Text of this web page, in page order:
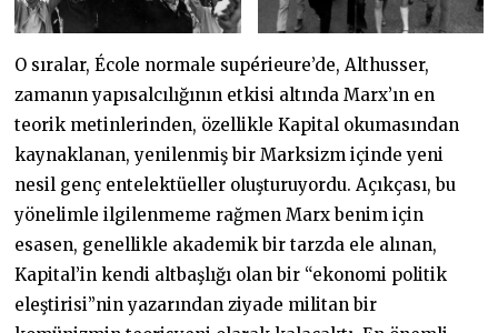
O sıralar, École normale supérieure’de, Althusser,
zamanın yapısalcılığının etkisi altında Marx’ın en
teorik metinlerinden, özellikle Kapital okumasından
kaynaklanan, yenilenmiş bir Marksizm içinde yeni
nesil genç entelektüeller oluşturuyordu. Açıkçası, bu
yönelimle ilgilenmeme rağmen Marx benim için
esasen, genellikle akademik bir tarzda ele alınan,
Kapital’in kendi altbaşlığı olan bir “ekonomi politik
eleştirisi”nin yazarından ziyade militan bir